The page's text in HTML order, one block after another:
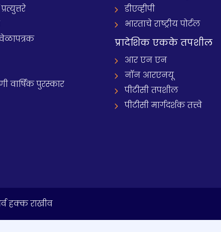
वार्षिक पुरस्कार
डीएव्हीपी
भारताचे राष्ट्रीय पोर्टल
प्रादेशिक एकके तपशील
आर एन एन
नॉन आरएनयू
पीटीसी तपशील
पीटीसी मार्गदर्शक तत्त्वे
हक्क राखीव